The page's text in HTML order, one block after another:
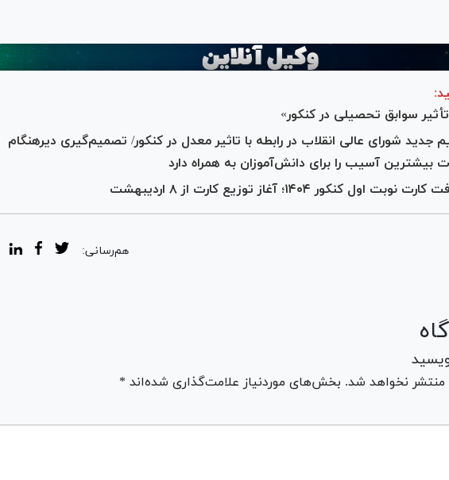
سوابق تحصیلی در کنکور»
جدید شورای عالی انقلاب در رابطه با تاثیر معدل در کنکور/ تصمیم‌گیری دیرهنگام
بیشترین آسیب را برای دانش‌آموزان به همراه دارد
کنکور ۱۴۰۴؛ آغاز توزیع کارت از ۸ اردیبهشت
هم‌رسانی:
منتشر نخواهد شد. بخش‌های موردنیاز علامت‌گذاری شده‌اند *